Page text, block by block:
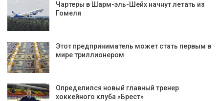
Чартеры в Шарм-эль-Шейх начнут летать из
Гомеля
Этот предприниматель может стать первым в
мире триллионером
Определился новый главный тренер
хоккейного клуба «Брест»